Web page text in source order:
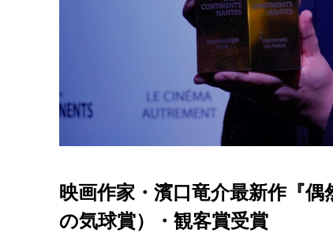
映画作家・濱口竜介最新作『
の気球賞）・観客賞受賞